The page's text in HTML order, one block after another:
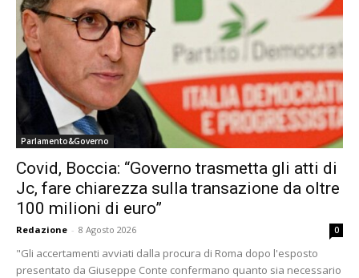
Parlamento&Governo
Covid, Boccia: “Governo trasmetta gli atti di
Jc, fare chiarezza sulla transazione da oltre
100 milioni di euro”
Redazione - 8 Agosto 2026 0
"Gli accertamenti avviati dalla procura di Roma dopo l'esposto
presentato da Giuseppe Conte confermano quanto sia necessario